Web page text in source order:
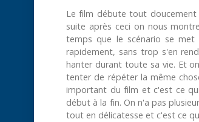
Le film débute tout doucement
suite après ceci on nous
temps que le scénario se
rapidement, sans trop s'en
hanter durant toute sa vie. Et
tenter de répéter la même
important du film et c'est ce
début à la fin. On n'a pas
tout en délicatesse et c'est ce